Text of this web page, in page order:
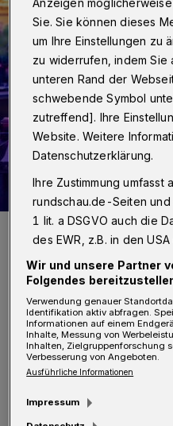
Veranstaltung im „LOCH“.
Foto: Max Höllwarth
„Das ist eine mehr
für die engagierte
unserer Stadt. Das
Dauerbrenner und
Sie. Sie können dieses
um Ihre Einstellungen zu
zu widerrufen, indem Sie
unteren Rand der
schwebende Symbol
zutreffend]. Ihre
Website. Weitere
Datenschutzerklärung.
Ihre Zustimmung umfasst
rundschau.de-Seiten und
1 lit. a DSGVO auch die
des EWR, z.B. in den USA
Wir und unsere Partner
Folgendes
Verwendung genauer
Identifikation aktiv abfragen.
Informationen auf einem
Inhalte, Messung von
Inhalten, Zielgruppenforschung
Verbesserung von Angeboten.
Ausführliche Informationen
Impressum